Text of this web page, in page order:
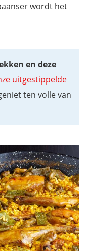
wordt het
en deze
uitgestippelde
ten volle van